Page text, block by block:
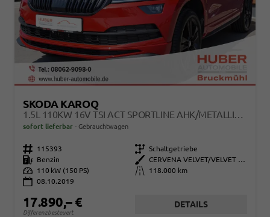
SKODA KAROQ
1.5L 110KW 16V TSI ACT SPORTLINE AHK/METALLIC/SCHIEBEDACH/NAVI
sofort lieferbar Gebrauchtwagen
Fahrzeugnr. 115393 Getriebe Schaltgetriebe
Kraftstoff
Benzin Außenfarbe
CERVENA VELVET/VELVET RED
Leistung
110 kW (150 PS) Kilometerstand
118.000 km
08.10.2019
17.890,– €
Differenzbesteuert
DETAILS